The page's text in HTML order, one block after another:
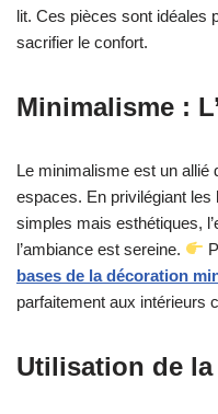
lit. Ces pièces sont idéales
sacrifier le confort.
Minimalisme :
Le minimalisme est un allié
espaces. En privilégiant les
simples mais esthétiques,
l’ambiance est sereine.
bases de la décoration
parfaitement aux intérieurs
Utilisation de